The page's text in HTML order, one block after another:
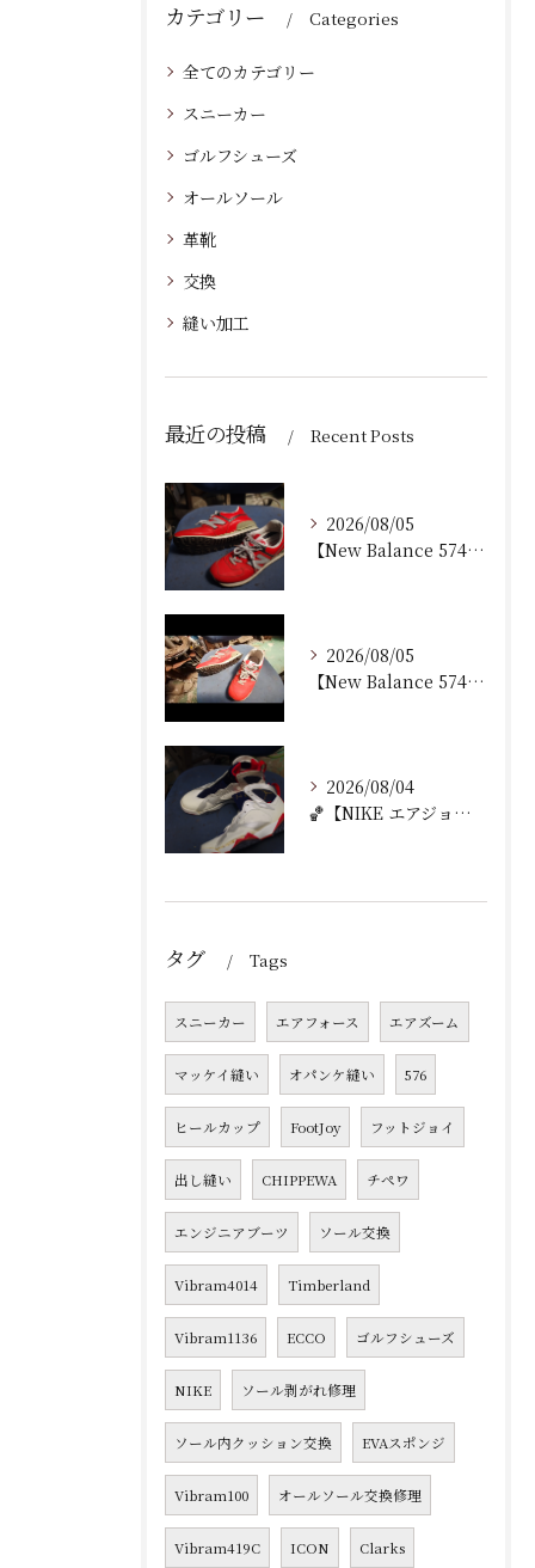
カテゴリー Categories
全てのカテゴリー
スニーカー
ゴルフシューズ
オールソール
革靴
交換
縫い加工
最近の投稿 Recent Posts
2026/08/05
【New Balance 574 修理｜加水分解したウェッジ...
2026/08/05
【New Balance 574 修理｜ウェッジヒール加水分...
2026/08/04
🏀【NIKE エアジョーダン7 加水分解修理｜ミッドソール交...
タグ Tags
スニーカー エアフォース エアズーム
マッケイ縫い オパンケ縫い 576
ヒールカップ FootJoy フットジョイ
出し縫い CHIPPEWA チペワ
エンジニアブーツ ソール交換
Vibram4014 Timberland
Vibram1136 ECCO ゴルフシューズ
NIKE ソール剥がれ修理
ソール内クッション交換 EVAスポンジ
Vibram100 オールソール交換修理
Vibram419C ICON Clarks